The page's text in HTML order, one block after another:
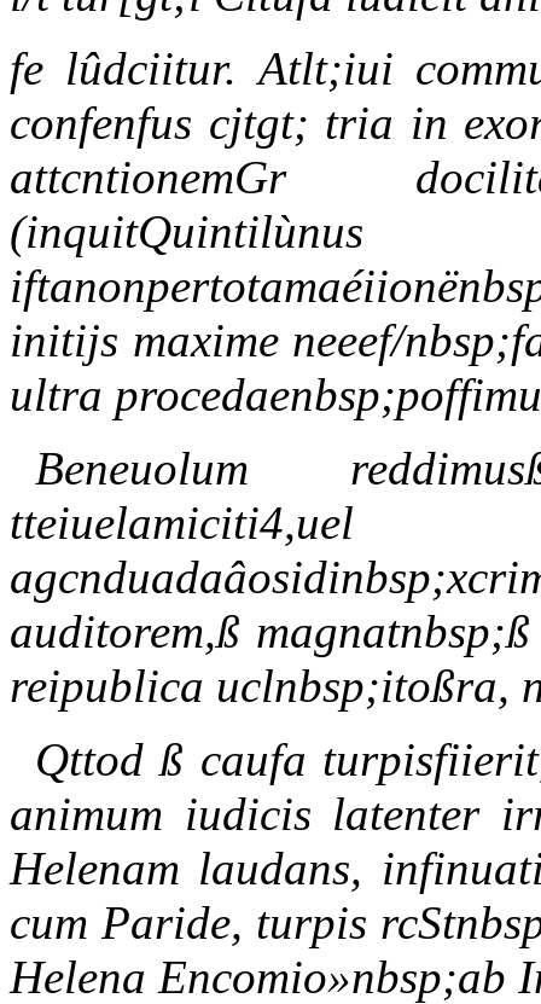
fe lûdciitur. Atlt;iui
confenfus cjtgt; tria in
attcntionemGr
initijs maxime neeef/
ultra
Beneuolum
auditorem,ß
reipublica uclnbsp;itoßra,
Qttod ß caufa
animum iudicis latenter
Helenam laudans,
cum Paride, turpis
Helena Encomio»nbsp;ab